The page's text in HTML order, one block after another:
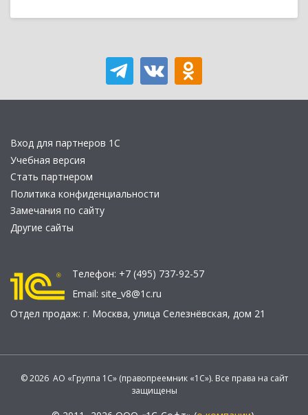
Вход для партнеров 1С
Учебная версия
Стать партнером
Политика конфиденциальности
Замечания по сайту
Другие сайты
Телефон: +7 (495) 737-92-57
Email: site_v8@1c.ru
Отдел продаж: г. Москва, улица Селезнёвская, дом 21
© 2026 АО «Группа 1С» (правопреемник «1С»). Все права на сайт
защищены